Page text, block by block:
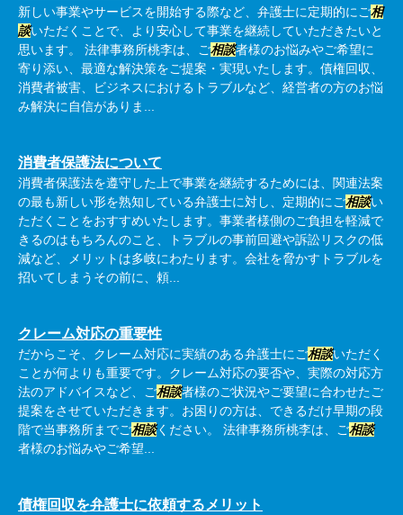
新しい事業やサービスを開始する際など、弁護士に定期的にご相
談いただくことで、より安心して事業を継続していただきたいと
思います。 法律事務所桃李は、ご相談者様のお悩みやご希望に
寄り添い、最適な解決策をご提案・実現いたします。債権回収、
消費者被害、ビジネスにおけるトラブルなど、経営者の方のお悩
み解決に自信がありま...
消費者保護法について
消費者保護法を遵守した上で事業を継続するためには、関連法案
の最も新しい形を熟知している弁護士に対し、定期的にご相談い
ただくことをおすすめいたします。事業者様側のご負担を軽減で
きるのはもちろんのこと、トラブルの事前回避や訴訟リスクの低
減など、メリットは多岐にわたります。会社を脅かすトラブルを
招いてしまうその前に、頼...
クレーム対応の重要性
だからこそ、クレーム対応に実績のある弁護士にご相談いただく
ことが何よりも重要です。クレーム対応の要否や、実際の対応方
法のアドバイスなど、ご相談者様のご状況やご要望に合わせたご
提案をさせていただきます。お困りの方は、できるだけ早期の段
階で当事務所までご相談ください。 法律事務所桃李は、ご相談
者様のお悩みやご希望...
債権回収を弁護士に依頼するメリット